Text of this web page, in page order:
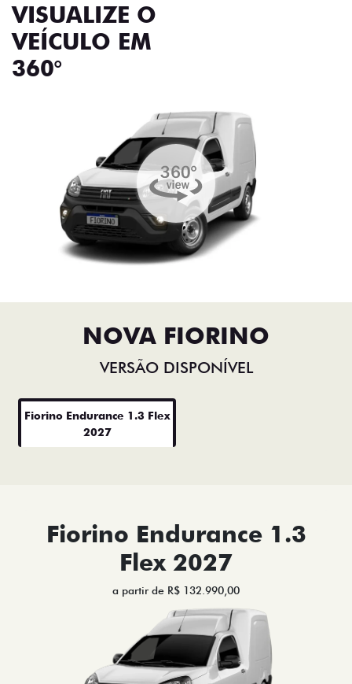
VISUALIZE O
VEÍCULO EM
360°
NOVA FIORINO
VERSÃO DISPONÍVEL
Fiorino Endurance 1.3 Flex
2027
Fiorino Endurance 1.3
Flex 2027
a partir de R$ 132.990,00